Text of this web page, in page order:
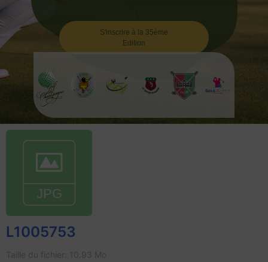
S'inscrire à la 35ème
Edition
L1005753